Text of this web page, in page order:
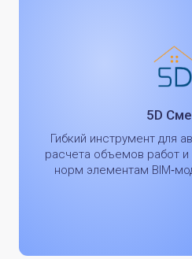
5D
Гибкий инструмент для
расчета объемов работ
норм элементам